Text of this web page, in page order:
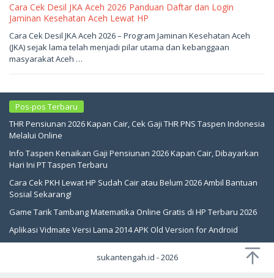
Cara Cek Desil JKA Aceh 2026 Panduan Daftar dan Login
Jaminan Kesehatan Aceh Lewat HP
Juni
3,
2026
oleh
sukantengah
Cara Cek Desil JKA Aceh 2026 – Program Jaminan Kesehatan Aceh
(JKA) sejak lama telah menjadi pilar utama dan kebanggaan
masyarakat Aceh …
Pos-pos Terbaru
THR Pensiunan 2026 Kapan Cair, Cek Gaji THR PNS Taspen Indonesia
Melalui Online
Info Taspen Kenaikan Gaji Pensiunan 2026 Kapan Cair, Dibayarkan
Hari Ini PT Taspen Terbaru
Cara Cek PKH Lewat HP Sudah Cair atau Belum 2026 Ambil Bantuan
Sosial Sekarang!
Game Tarik Tambang Matematika Online Gratis di HP Terbaru 2026
Aplikasi Vidmate Versi Lama 2014 APK Old Version for Android
sukantengah.id - 2026